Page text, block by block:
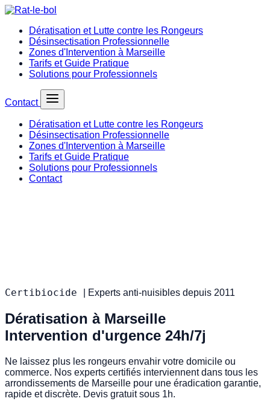
Dératisation et Lutte contre les Rongeurs
Désinsectisation Professionnelle
Zones d'Intervention à Marseille
Tarifs et Guide Pratique
Solutions pour Professionnels
Contact
Dératisation et Lutte contre les Rongeurs
Désinsectisation Professionnelle
Zones d'Intervention à Marseille
Tarifs et Guide Pratique
Solutions pour Professionnels
Contact
Certibiocide Experts anti-nuisibles depuis 2011
Dératisation à Marseille
Intervention d'urgence 24h/7j
Ne laissez plus les rongeurs envahir votre domicile ou
commerce. Nos experts certifiés interviennent dans tous les
arrondissements de Marseille pour une éradication garantie,
rapide et discrète. Devis gratuit sous 1h.